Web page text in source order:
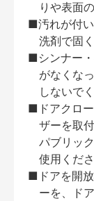
りや表面
■汚れが付
洗剤で固
■シンナー
がなくな
しないで
■ドアクロ
ザーを取
パブリッ
使用くださ
■ドアを開
ーを、ド